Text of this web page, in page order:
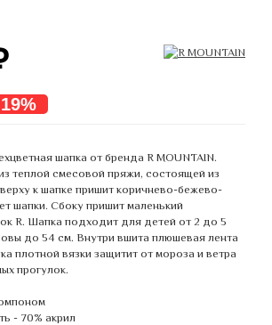
шапка от бренда R MOUNTAIN.
теплой смесовой пряжи, состоящей из
к шапке пришит коричнево-бежево-
шапки. Сбоку пришит маленький
R. Шапка подходит для детей от 2 до 5
до 54 см. Внутри вшита плюшевая лента
плотной вязки защитит от мороза и ветра
прогулок.
- 70% акрил